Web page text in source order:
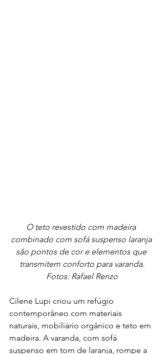
O teto revestido com madeira
combinado com sofá suspenso laranja
são pontos de cor e elementos que
transmitem conforto para varanda.
Fotos: Rafael Renzo
Cilene Lupi criou um refúgio
contemporâneo com materiais
naturais, mobiliário orgânico e teto em
madeira. A varanda, com sofá
suspenso em tom de laranja, rompe a